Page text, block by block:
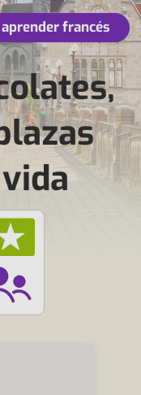
francés